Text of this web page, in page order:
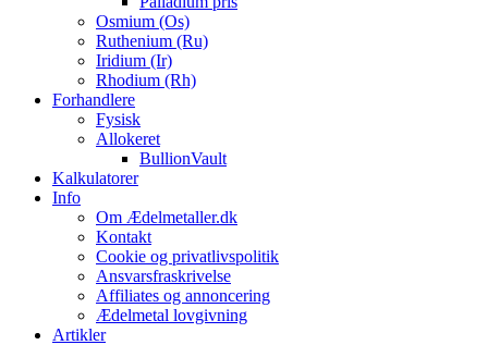
Osmium (Os)
Ruthenium (Ru)
Iridium (Ir)
Rhodium (Rh)
Forhandlere
Fysisk
Allokeret
BullionVault
Kalkulatorer
Info
Om Ædelmetaller.dk
Kontakt
Cookie og privatlivspolitik
Ansvarsfraskrivelse
Affiliates og annoncering
Ædelmetal lovgivning
Artikler